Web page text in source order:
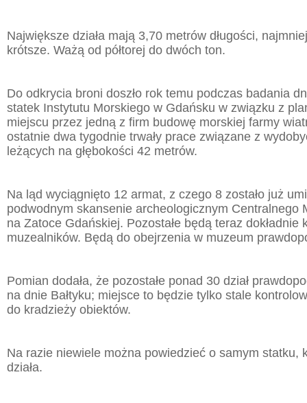
Największe działa mają 3,70 metrów długości,
krótsze. Ważą od półtorej do dwóch ton.
Do odkrycia broni doszło rok temu podczas badania
statek Instytutu Morskiego w Gdańsku w związku z
miejscu przez jedną z firm budowę morskiej farmy
ostatnie dwa tygodnie trwały prace związane z
leżących na głębokości 42 metrów.
Na ląd wyciągnięto 12 armat, z czego 8 zostało już
podwodnym skansenie archeologicznym Centralnego
na Zatoce Gdańskiej. Pozostałe będą teraz dokładnie
muzealników. Będą do obejrzenia w muzeum
Pomian dodała, że pozostałe ponad 30 dział
na dnie Bałtyku; miejsce to będzie tylko stale
do kradzieży obiektów.
Na razie niewiele można powiedzieć o samym statku,
działa.